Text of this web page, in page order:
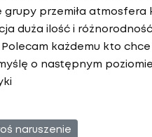
grupy przemiła
duża ilość i
każdemu kto
o następnym
naruszenie